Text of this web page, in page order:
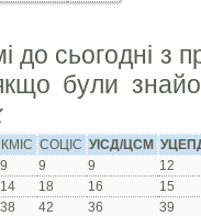
сьогодні з
були
КМІС СОЦІС УІСД/ЦСМ
9 9 9
12
14 18 16
15
38 42 36
39